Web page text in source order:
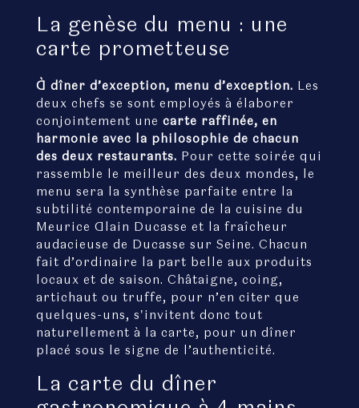
La genèse du menu : une
carte prometteuse
À dîner d’exception, menu d’exception. Les
deux chefs se sont employés à élaborer
conjointement une carte raffinée, en
harmonie avec la philosophie de chacun
des deux restaurants. Pour cette soirée qui
rassemble le meilleur des deux mondes, le
menu sera la synthèse parfaite entre la
subtilité contemporaine de la cuisine du
Meurice Alain Ducasse et la fraîcheur
audacieuse de Ducasse sur Seine. Chacun
fait d’ordinaire la part belle aux produits
locaux et de saison. Châtaigne, coing,
artichaut ou truffe, pour n’en citer que
quelques-uns, s'invitent donc tout
naturellement à la carte, pour un dîner
placé sous le signe de l’authenticité.
La carte du dîner